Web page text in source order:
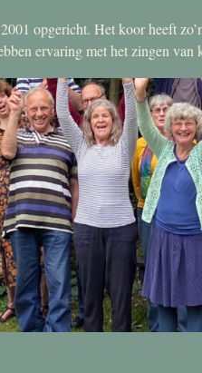
opgericht. Het koor heeft
ervaring met het zingen van